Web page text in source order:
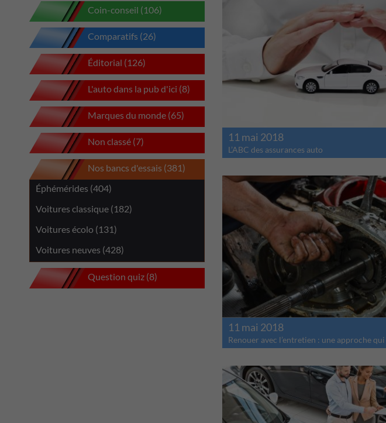
Coin-conseil (106)
Comparatifs (26)
Éditorial (126)
L'auto dans la pub d'ici (8)
Marques du monde (65)
Non classé (7)
Nos bancs d'essais (381)
Éphémérides (404)
Voitures classique (182)
Voitures écolo (131)
Voitures neuves (428)
Question quiz (8)
11 mai 2018
L’ABC des assurances auto
11 mai 2018
Renouer avec l’entretien : une approche